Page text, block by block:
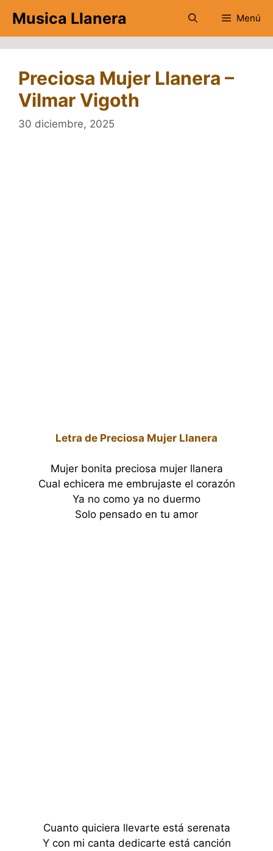
contenido
Musica Llanera Menú
Preciosa Mujer Llanera –
Vilmar Vigoth
30 diciembre, 2025
Letra de Preciosa Mujer Llanera
Mujer bonita preciosa mujer llanera
Cual echicera me embrujaste el corazón
Ya no como ya no duermo
Solo pensado en tu amor
Cuanto quiciera llevarte está serenata
Y con mi canta dedicarte está canción